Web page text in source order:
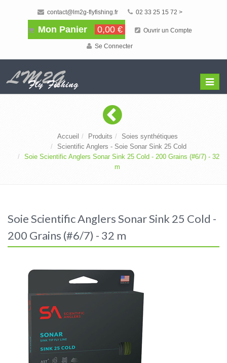
contact@lm2g-flyfishing.fr 02 33 25 15 72 >
Mon Panier 0,00 € Ouvrir un Compte
Se Connecter
Menu
Accueil Produits
Soies synthétiques
Scientific Anglers - Soie Sonar Sink 25 Cold
Soie Scientific Anglers Sonar Sink 25 Cold - 200 Grains (#6/7) - 32
m
Soie Scientific Anglers Sonar Sink 25 Cold -
200 Grains (#6/7) - 32 m